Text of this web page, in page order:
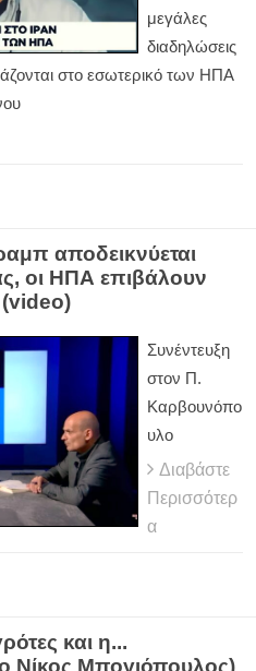
μεγάλες
διαδηλώσεις
στο εσωτερικό των ΗΠΑ
αποδεικνύεται
οι ΗΠΑ επιβάλουν
Συνέντευξη
στον Π.
Καρβουνόπο
υλο
Διαβάστε
Περισσότερ
α
και η...
Νίκος Μπογιόπουλος)